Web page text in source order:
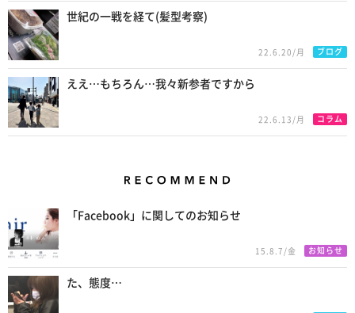
世紀の一戦を経て(髪型考察)
22.6.20/月 ブログ
ええ…もちろん…我々新参者ですから
22.6.13/月 コラム
「Facebook」に関してのお知らせ
15.8.7/金 お知らせ
た、態度…